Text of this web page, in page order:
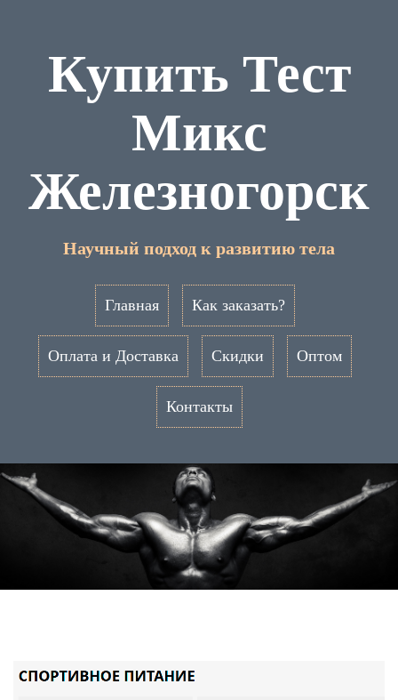
Купить Тест
Микс
Железногорск
Научный подход к развитию тела
Главная Как заказать?
Оплата и Доставка Скидки Оптом
Контакты